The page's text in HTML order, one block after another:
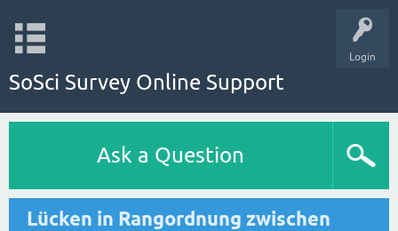
Login
SoSci Survey Online Support
Ask a Question
Lücken in Rangordnung zwischen